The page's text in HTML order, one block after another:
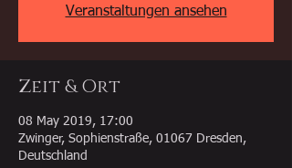
Veranstaltungen ansehen
Zeit & Ort
08 May 2019, 17:00
Zwinger, Sophienstraße, 01067 Dresden,
Deutschland